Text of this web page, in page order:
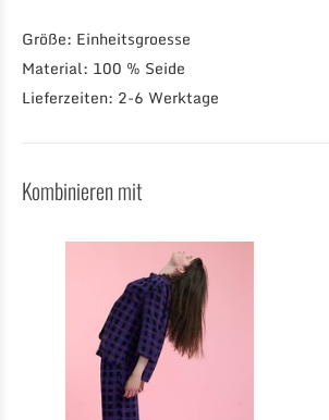
Größe: Einheitsgroesse
Material: 100 % Seide
Lieferzeiten: 2-6 Werktage
Kombinieren mit